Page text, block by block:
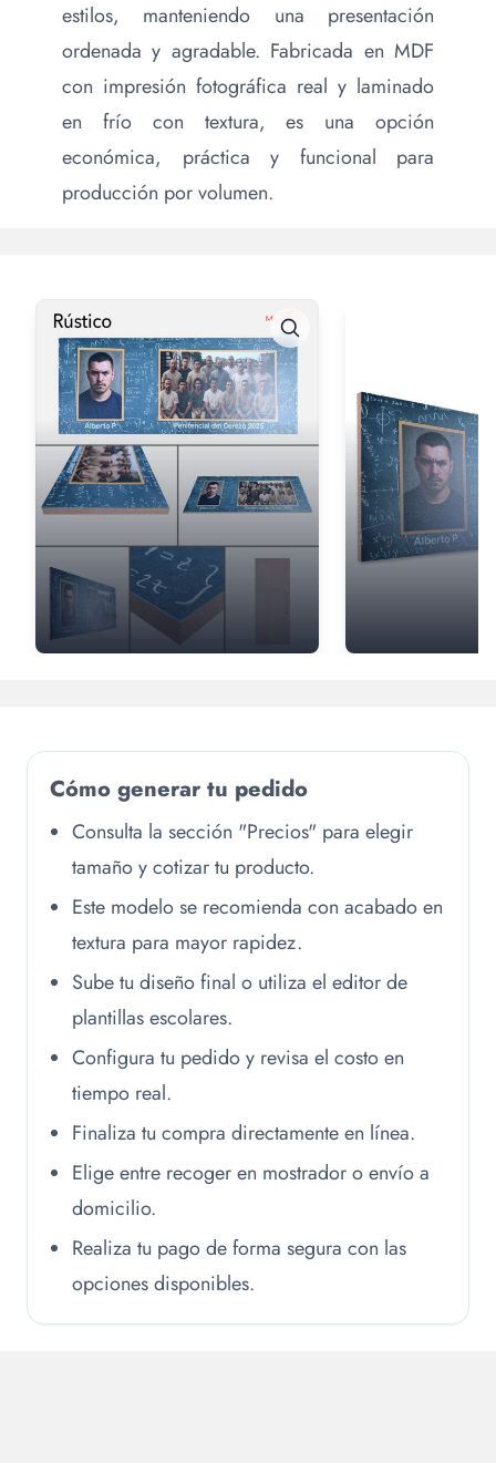
estilos, manteniendo una presentación
ordenada y agradable. Fabricada en MDF
con impresión fotográfica real y laminado
en frío con textura, es una opción
económica, práctica y funcional para
producción por volumen.
Cómo generar tu pedido
Consulta la sección "Precios" para elegir
tamaño y cotizar tu producto.
Este modelo se recomienda con acabado en
textura para mayor rapidez.
Sube tu diseño final o utiliza el editor de
plantillas escolares.
Configura tu pedido y revisa el costo en
tiempo real.
Finaliza tu compra directamente en línea.
Elige entre recoger en mostrador o envío a
domicilio.
Realiza tu pago de forma segura con las
opciones disponibles.